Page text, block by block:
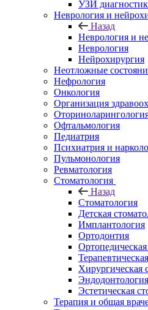
УЗИ
Неврология и
Назад
Неврология и
Неврология
Нейрохирургия
Неотложные
Нефрология
Онкология
Организация
Офтальмология
Педиатрия
Психиатрия и
Пульмонология
Ревматология
Стоматология
Назад
Стоматология
Детская
Имплантология
Ортодонтия
Хирургическая
Эндодонтология
Эстетическая
Терапия и общая